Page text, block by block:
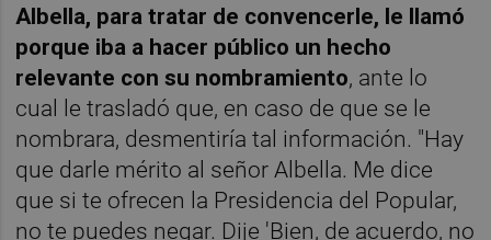
Albella, para tratar de convencerle, le llamó
porque iba a hacer público un hecho
relevante con su nombramiento, ante lo
cual le trasladó que, en caso de que se le
nombrara, desmentiría tal información. "Hay
que darle mérito al señor Albella. Me dice
que si te ofrecen la Presidencia del Popular,
no te puedes negar. Dije 'Bien, de acuerdo, no